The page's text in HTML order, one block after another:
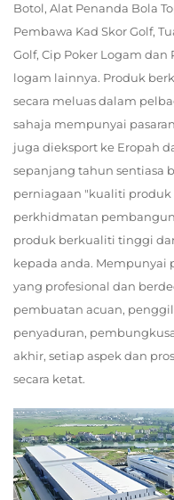
Botol, Alat Penanda Bola
Pembawa Kad Skor Golf,
Golf, Cip Poker Logam
logam lainnya. Produk
secara meluas dalam
sahaja mempunyai
juga dieksport ke Eropah
sepanjang tahun sentiasa
perniagaan "kualiti
perkhidmatan
produk berkualiti tinggi
kepada anda. Mempunyai
yang profesional dan
pembuatan acuan,
penyaduran,
akhir, setiap aspek dan
secara ketat.